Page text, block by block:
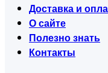
Доставка и
О сайте
Полезно знать
Контакты